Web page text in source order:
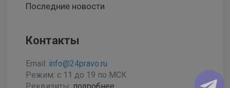
Последние новости
Контакты
Email: info@24pravo.ru
Режим: с 11 до 19 по МСК